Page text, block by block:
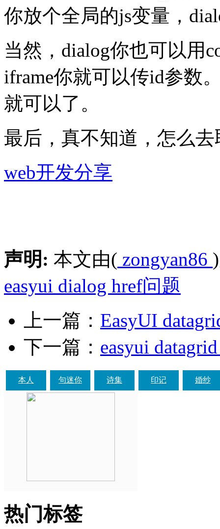
你放个全局的js变量，
当然，dialog你也可以用
iframe你就可以传id参数
就可以了。
最后，真不知道，怎么
web开发分享
声明: 本文由( zongyan86
easyui dialog href问题
上一篇： EasyUI
下一篇： easyui
本人 句迷你 诗集 印记 婚纱
热门标签